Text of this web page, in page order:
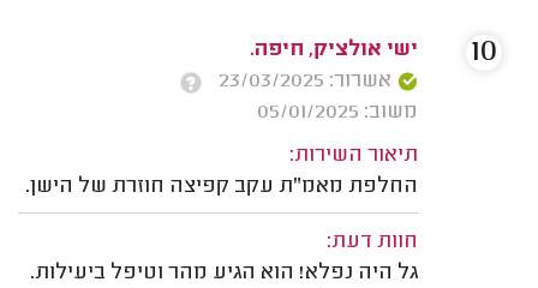
ישי אולציק, חיפה.
אשרור: 23/03/2025
משוב: 05/01/2025
תיאור השירות:
החלפת מאמ"ת עקב קפיצה חוזרת של הישן.
חוות דעת:
גל היה נפלא! הוא הגיע מהר וטיפל ביעילות.
10